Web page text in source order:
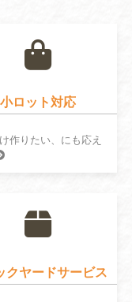
小ロット対応
作りたい、にも応え
クヤードサービス